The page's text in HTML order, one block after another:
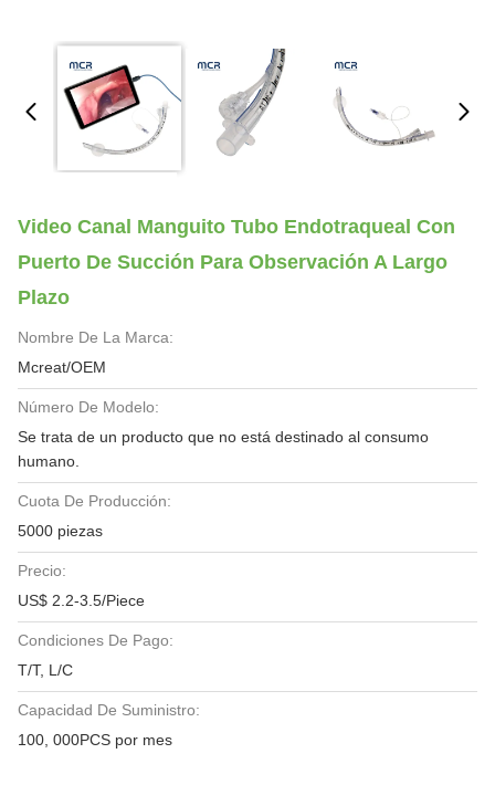
Video Canal Manguito Tubo Endotraqueal Con
Puerto De Succión Para Observación A Largo
Plazo
Nombre De La Marca:
Mcreat/OEM
Número De Modelo:
Se trata de un producto que no está destinado al consumo
humano.
Cuota De Producción:
5000 piezas
Precio:
US$ 2.2-3.5/Piece
Condiciones De Pago:
T/T, L/C
Capacidad De Suministro:
100, 000PCS por mes